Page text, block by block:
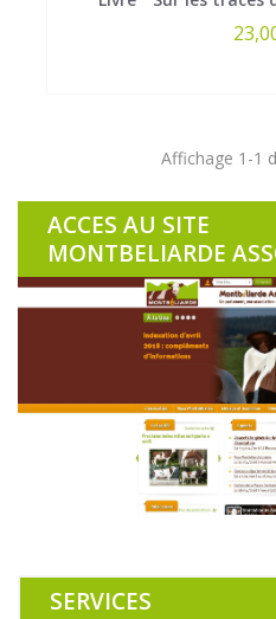
Prix
Affichage 1-1
ACCES AU SITE
MONTBELIARDE
SERVICES